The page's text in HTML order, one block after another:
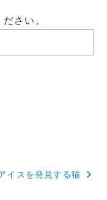
さい。
イスを発見する猫